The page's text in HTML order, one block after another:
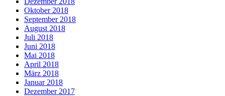
Oktober 2018
September 2018
August 2018
Juli 2018
Juni 2018
Mai 2018
April 2018
März 2018
Januar 2018
Dezember 2017